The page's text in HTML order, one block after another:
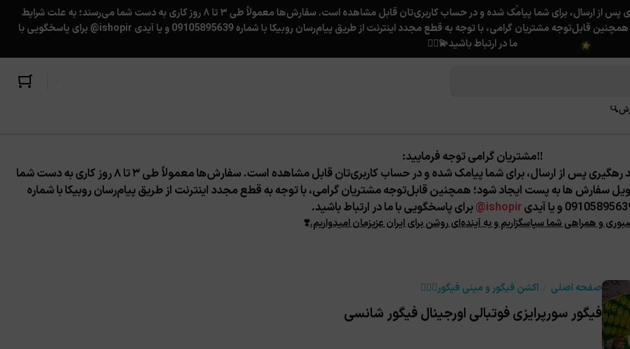
بسته‌ها نهایت هر ۴ روز یک‌بار به اداره‌پست تحویل داده می‌شوند. کد رهگیری پس از ارسال، برای شما پیامک شده و در حساب کاربری‌تان قابل مشاهده است. سفارش‌ها معمولاً طی ۳ تا ۸ روز کاری به دست شما می‌رسند؛ به علت شرایط
کشور، ممکن است تاخیر ناخواسته در تحویل سفارش ها به پست ایجاد شود؛ همچنین قابل‌توجه مشتریان گرامی، با توجه به قطع مجدد اینترنت از طریق پیام‌رسان روبیکا با شماره 09105895639 و یا آیدی ishopir@ برای پاسخگویی با
ما در ارتباط باشید💫❤️‍🔥
‼️مشتریان گرامی توجه فرمایید:
بسته‌ها نهایت هر ۴ روز یک‌بار به اداره‌پست تحویل داده می‌شوند. کد رهگیری پس از ارسال، برای شما پیامک شده و در حساب کاربری‌تان قابل مشاهده است. سفارش‌ها معمولاً طی ۳ تا ۸ روز کاری به دست شما
سفارش ها به پست ایجاد شود؛ همچنین قابل‌توجه مشتریان گرامی، با توجه به قطع مجدد اینترنت از طریق پیام‌رسان روبیکا با شماره
و یا آیدی
ishopir@ برای پاسخگویی با ما در ارتباط باشید.
و همراهی شما سپاسگزاریم و به آینده‌ای روشن برای ایران عزیزمان امیدواریم.❣️
صفحه اصلی اکشن فیگور و مینی فیگور🦸🏻‍♂️
فیگور سورپرایزی فوتبالی اورجینال فیگور شانسی
★